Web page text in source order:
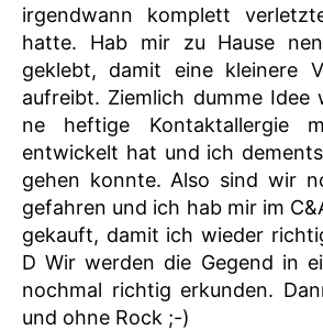
irgendwann komplett
hatte. Hab mir zu Hause
geklebt, damit eine kleinere
aufreibt. Ziemlich dumme Idee
ne heftige Kontaktallergie
entwickelt hat und ich
gehen konnte. Also sind wir
gefahren und ich hab mir im
gekauft, damit ich wieder
D Wir werden die Gegend in
nochmal richtig erkunden.
und ohne Rock ;-)